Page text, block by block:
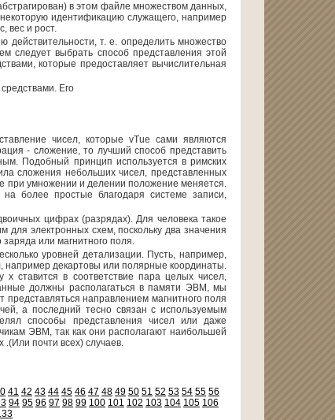
в этом файле множеством данных,
идентификацию служащего, например
вес и рост.
т. е. определить множество
следует выбрать способ представления этой
которые предоставляет вычислительная
Его
чисел, которые vTue сами являются
- сложение, то лучший способ представить
Подобный принцип используется в римских
сложения небольших чисел, представленных
при умножении и делении положение меняется.
более простые благодаря системе записи,
цифрах (разрядах). Для человека такое
электронных схем, поскольку два значения
заряда или магнитного поля.
уровней детализации. Пусть, например,
например декартовы или полярные координаты.
ставится в соответствие пара целых чисел,
должны располагаться в памяти ЭВМ, мы
направлением магнитного поля
а последний тесно связан с используемым
способы представления чисел или даже
ЭВМ, так как они располагают наибольшей
почти всех) случаев.
41 42 43 44 45 46 47 48 49 50 51 52 53 54 55 56
94 95 96 97 98 99 100 101 102 103 104 105 106